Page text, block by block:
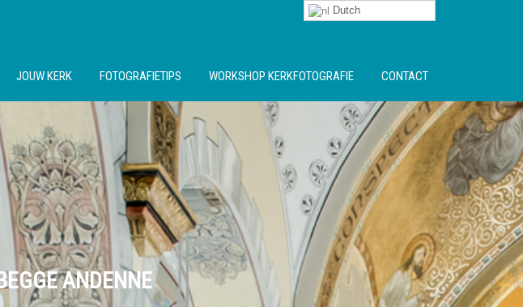
JOUW KERK FOTOGRAFIETIPS WORKSHOP KERKFOTOGRAFIE CONTACT
ANDENNE
Dutch